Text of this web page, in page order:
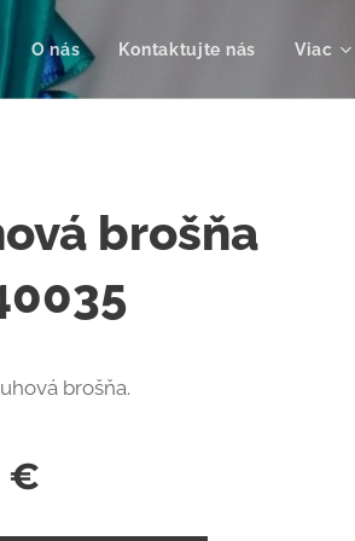
O nás Kontaktujte nás Viac
brošňa
brošňa.
€